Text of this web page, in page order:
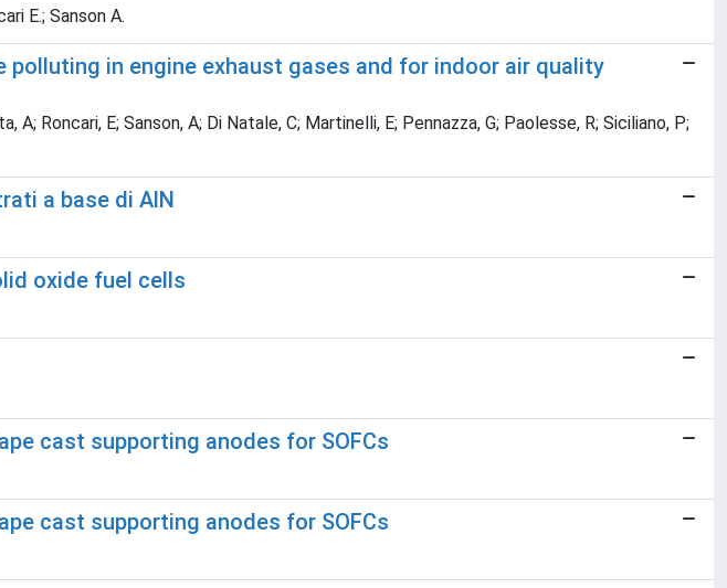
E.; Sanson A.
in engine exhaust gases and for indoor air quality
Roncari, E; Sanson, A; Di Natale, C; Martinelli, E; Pennazza, G; Paolesse, R; Siciliano, P;
a base di AlN
oxide fuel cells
cast supporting anodes for SOFCs
cast supporting anodes for SOFCs